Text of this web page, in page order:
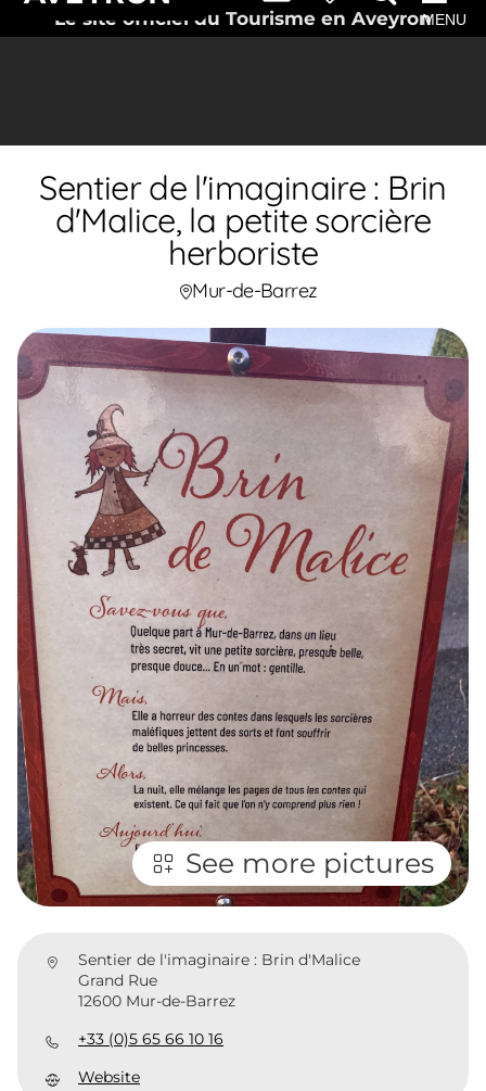
Le site officiel du Tourisme en AveyronMENU
Sentier de l'imaginaire : Brin
d'Malice, la petite sorcière
herboriste
Mur-de-Barrez
See more pictures
Sentier de l'imaginaire : Brin d'Malice
Grand Rue
12600 Mur-de-Barrez
+33 (0)5 65 66 10 16
Website